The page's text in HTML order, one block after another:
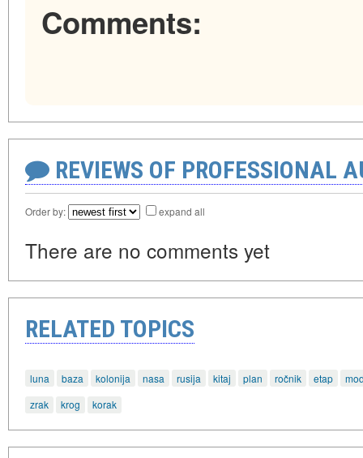
Comments:
REVIEWS OF PROFESSIONAL
Order by: expand all
There are no comments yet
RELATED TOPICS
luna baza kolonija nasa rusija kitaj plan ročnik etap
zrak
krog korak